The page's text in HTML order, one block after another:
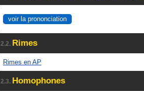
voir la prononciation
2.2. Rimes
Rimes en AP
2.3. Homophones